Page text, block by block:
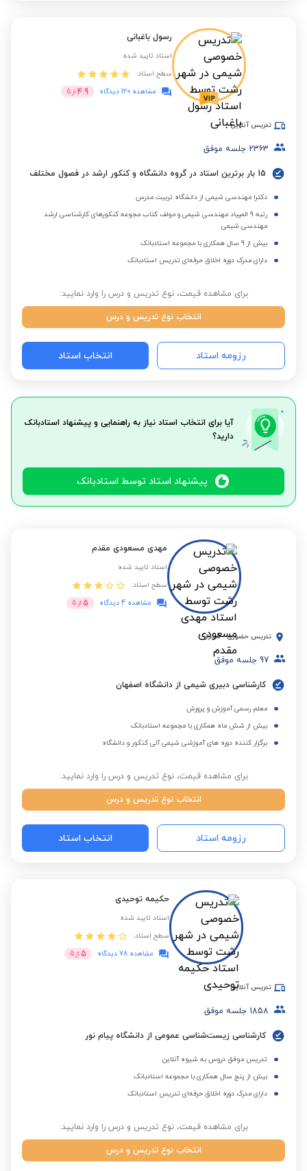
رسول باغبانی
استاد تایید شده
سطح استاد:
مشاهده 120 دیدگاه
4.9 از 5
تدریس آنلاین
2363 جلسه موفق
15 بار برترین استاد در گروه دانشگاه و کنکور ارشد در فصول مختلف
دکترا مهندسی شیمی از دانشگاه تربیت مدرس
رتبه 9 المپیاد مهندسی شیمی و مولف کتاب مجوعه کنکورهای کارشناسی ارشد
مهندسی شیمی
بیش از 9 سال همکاری با مجموعه استادبانک
دارای مدرک دوره اخلاق حرفه‌ای تدریس استادبانک
برای مشاهده قیمت، نوع تدریس و درس را وارد نمایید:
انتخاب نوع تدریس و درس
رزومه استاد انتخاب استاد
آیا برای انتخاب استاد نیاز به راهنمایی و پیشنهاد استادبانک
دارید؟
پیشنهاد استاد توسط استادبانک
مهدی مسعودی مقدم
استاد تایید شده
سطح استاد:
مشاهده 4 دیدگاه
5 از 5
تدریس حضوری - شیراز
97 جلسه موفق
کارشناسی دبیری شیمی از دانشگاه اصفهان
معلم رسمی آموزش و پرورش
بیش از شش ماه همکاری با مجموعه استادبانک
برگزار کننده دوره های آموزشی شیمی آلی کنکور و دانشگاه
برای مشاهده قیمت، نوع تدریس و درس را وارد نمایید:
انتخاب نوع تدریس و درس
رزومه استاد انتخاب استاد
حکیمه توحیدی
استاد تایید شده
سطح استاد:
مشاهده 78 دیدگاه
5 از 5
تدریس آنلاین
1858 جلسه موفق
کارشناسی زیست‌شناسی عمومی از دانشگاه پیام نور
تدریس موفق دروس به شیوه آنلاین
بیش از پنج سال همکاری با مجموعه استادبانک
دارای مدرک دوره اخلاق حرفه‌ای تدریس استادبانک
برای مشاهده قیمت، نوع تدریس و درس را وارد نمایید:
انتخاب نوع تدریس و درس